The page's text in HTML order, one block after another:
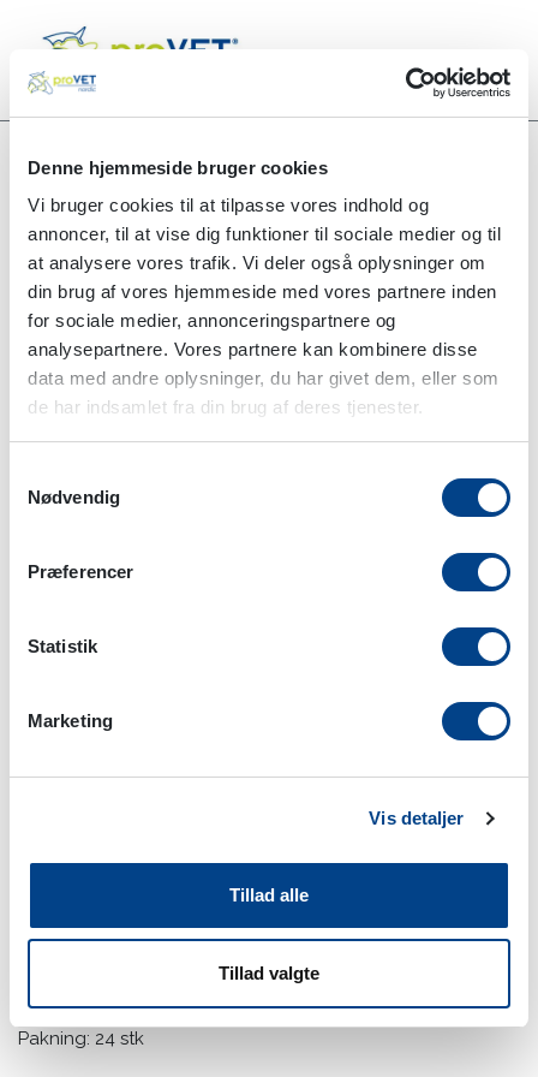
Denne hjemmeside bruger cookies
Vi bruger cookies til at tilpasse vores indhold og
annoncer, til at vise dig funktioner til sociale medier og til
at analysere vores trafik. Vi deler også oplysninger om
din brug af vores hjemmeside med vores partnere inden
for sociale medier, annonceringspartnere og
analysepartnere. Vores partnere kan kombinere disse
data med andre oplysninger, du har givet dem, eller som
de har indsamlet fra din brug af deres tjenester.
Nødvendig
Præferencer
Statistik
Marketing
Vis detaljer
Tillad alle
Tillad valgte
Alle produkter
Sutur FG01930D Orange polyvinylidenflourid, 24 stk
polyvinylidenflourid, 24 stk
Orange fluorescerende Polyvinylidenflourid
Monofilament, ikke-resorberbar sutur
3/8 cirkel omvendt skærende, 50 mm nål
Suturlængde: 90 cm
Pakning: 24 stk